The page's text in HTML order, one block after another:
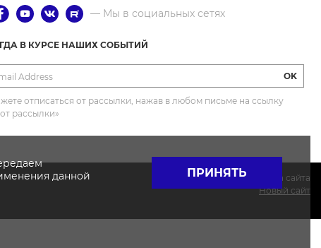
— Мы в социальных сетях
В КУРСЕ НАШИХ СОБЫТИЙ
OK
отписаться от рассылки, нажав в любом письме на ссылку
рассылки»
Поддержка сайта
Новый сайт
данной
ПРИНЯТЬ